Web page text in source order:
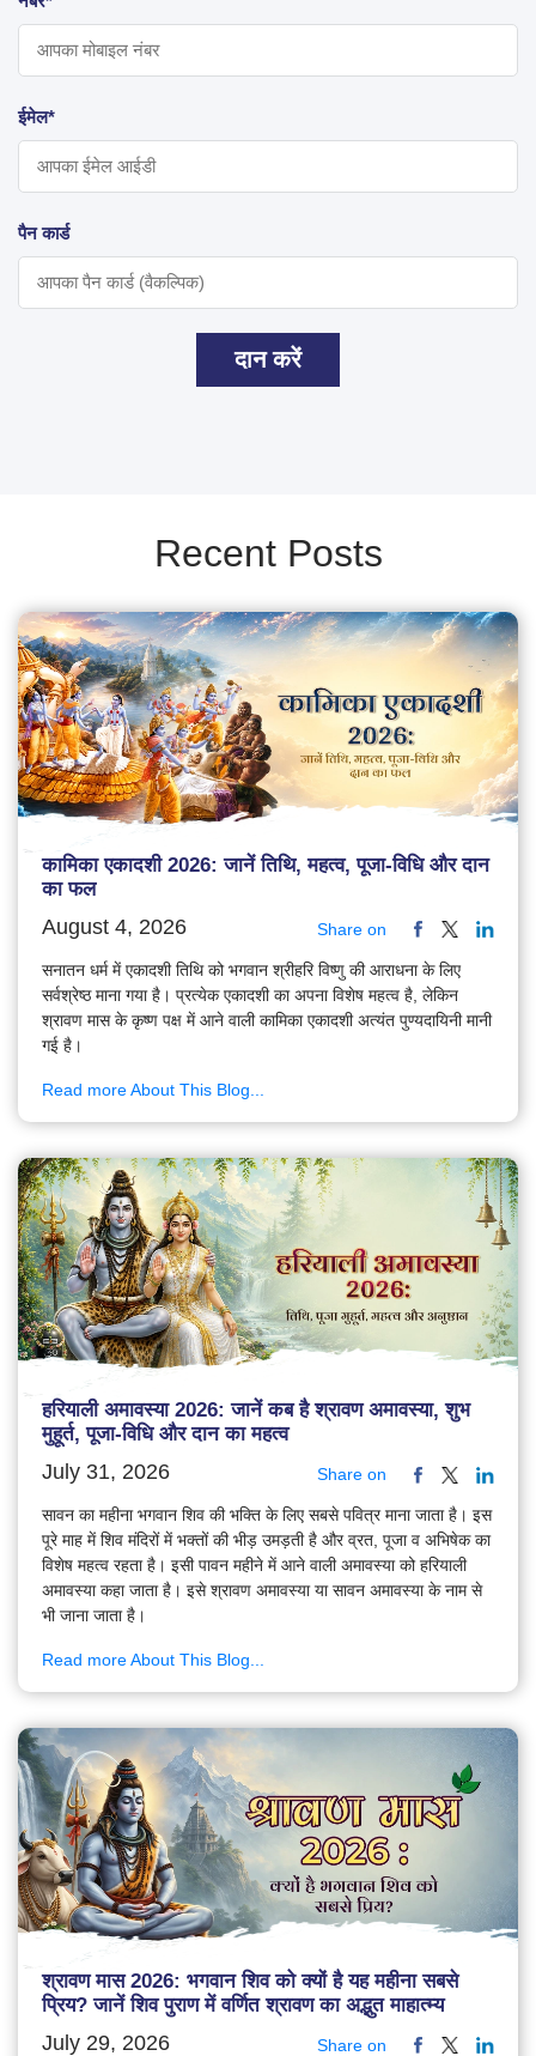
ईमेल*
पैन कार्ड
दान करें
Recent Posts
कामिका एकादशी 2026: जानें तिथि, महत्व, पूजा-विधि और दान
का फल
August 4, 2026 Share on
सनातन धर्म में एकादशी तिथि को भगवान श्रीहरि विष्णु की आराधना के लिए
सर्वश्रेष्ठ माना गया है। प्रत्येक एकादशी का अपना विशेष महत्व है, लेकिन
श्रावण मास के कृष्ण पक्ष में आने वाली कामिका एकादशी अत्यंत पुण्यदायिनी मानी
गई है।
Read more About This Blog...
हरियाली अमावस्या 2026: जानें कब है श्रावण अमावस्या, शुभ
मुहूर्त, पूजा-विधि और दान का महत्व
July 31, 2026 Share on
सावन का महीना भगवान शिव की भक्ति के लिए सबसे पवित्र माना जाता है। इस
पूरे माह में शिव मंदिरों में भक्तों की भीड़ उमड़ती है और व्रत, पूजा व अभिषेक का
विशेष महत्व रहता है। इसी पावन महीने में आने वाली अमावस्या को हरियाली
अमावस्या कहा जाता है। इसे श्रावण अमावस्या या सावन अमावस्या के नाम से
भी जाना जाता है।
Read more About This Blog...
श्रावण मास 2026: भगवान शिव को क्यों है यह महीना सबसे
प्रिय? जानें शिव पुराण में वर्णित श्रावण का अद्भुत माहात्म्य
July 29, 2026 Share on